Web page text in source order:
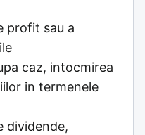
profit sau a
caz, intocmirea
in termenele
dividende,